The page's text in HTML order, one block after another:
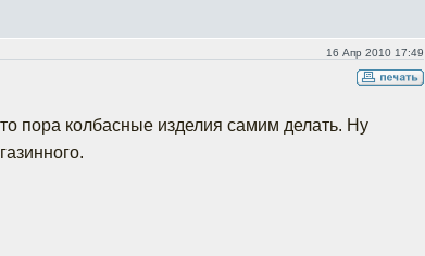
16 Апр 2010 17:49
пора колбасные изделия самим делать. Ну